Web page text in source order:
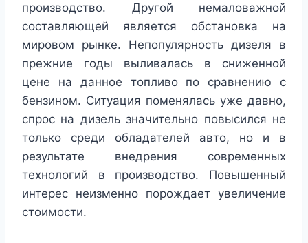
производство. Другой немаловажной
составляющей является обстановка на
мировом рынке. Непопулярность дизеля в
прежние годы выливалась в сниженной
цене на данное топливо по сравнению с
бензином. Ситуация поменялась уже давно,
спрос на дизель значительно повысился не
только среди обладателей авто, но и в
результате внедрения современных
технологий в производство. Повышенный
интерес неизменно порождает увеличение
стоимости.